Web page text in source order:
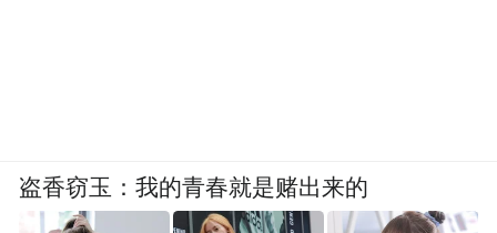
盗香窃玉：我的青春就是赌出来的